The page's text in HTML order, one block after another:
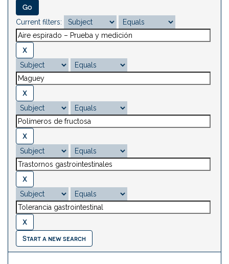
Current filters:
Start a new search